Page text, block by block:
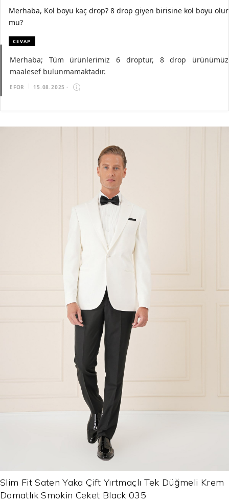
Merhaba, Kol boyu kaç drop? 8 drop giyen birisine kol boyu olur
mu?
CEVAP
Merhaba; Tüm ürünlerimiz 6 droptur, 8 drop ürünümüz
maalesef bulunmamaktadır.
EFOR 15.08.2025 ·
Slim Fit Saten Yaka Çift Yırtmaçlı Tek Düğmeli Krem
Damatlık Smokin Ceket Black 035